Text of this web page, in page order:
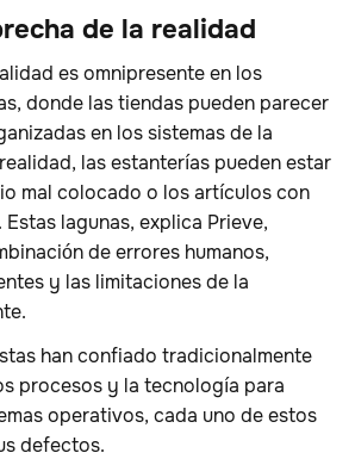
de la realidad‍
es omnipresente en los
donde las tiendas pueden parecer
en los sistemas de la
las estanterías pueden estar
mal colocado o los artículos con
lagunas, explica Prieve,
de errores humanos,
y las limitaciones de la
han confiado tradicionalmente
procesos y la tecnología para
operativos, cada uno de estos
defectos.